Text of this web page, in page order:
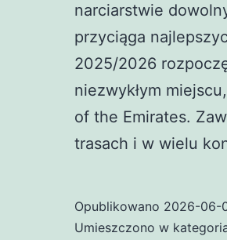
narciarstwie
przyciąga
2025/2026
niezwykłym
of the Emirates.
trasach i w wielu
Opublikowano 2026-06-
Umieszczono w